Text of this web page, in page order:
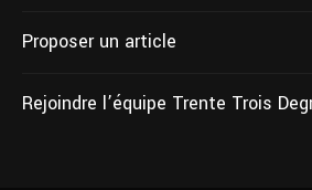
Proposer un article
Rejoindre l’équipe Trente Trois